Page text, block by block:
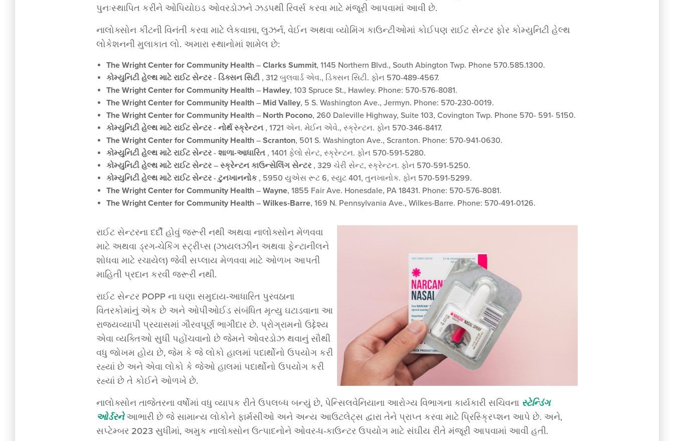
પુનઃસ્થાપિત કરીને ઓપિયોઇડ ઓવરડોઝને ઝડપથી રિવર્સ કરવા માટે મંજૂરી આપવામાં આવી છે.
નાલોક્સોન કીટની વિનંતી કરવા માટે લેકવાન્ના, લુઝર્ન, વેઈન અથવા વ્યોમિંગ કાઉન્ટીઓમાં કોઈપણ રાઈટ સેન્ટર ફોર કોમ્યુનિટી હેલ્થ
લોકેશનની મુલાકાત લો. અમારા સ્થાનોમાં શામેલ છે:
The Wright Center for Community Health – Clarks Summit, 1145 Northern Blvd., South Abington Twp. Phone 570.585.1300.
કોમ્યુનિટી હેલ્થ માટે રાઈટ સેન્ટર- ડિક્સન સિટી , 312 બુલવાર્ડ એવ., ડિક્સન સિટી. ફોન 570-489-4567.
The Wright Center for Community Health – Hawley, 103 Spruce St., Hawley. Phone: 570-576-8081.
The Wright Center for Community Health – Mid Valley, 5 S. Washington Ave., Jermyn. Phone: 570-230-0019.
The Wright Center for Community Health – North Pocono, 260 Daleville Highway, Suite 103, Covington Twp. Phone 570- 591- 5150.
કોમ્યુનિટી હેલ્થ માટે રાઈટ સેન્ટર- નોર્થ સ્ક્રેન્ટન , 1721 એન. મેઈન એવે., સ્ક્રેન્ટન. ફોન 570-346-8417.
The Wright Center for Community Health – Scranton, 501 S. Washington Ave., Scranton. Phone: 570-941-0630.
કોમ્યુનિટી હેલ્થ માટે રાઈટ સેન્ટર- શાળા-આધારિત , 1401 ફેલો સેન્ટ, સ્ક્રેન્ટન. ફોન 570-591-5280.
કોમ્યુનિટી હેલ્થ માટે રાઈટ સેન્ટર– સ્ક્રેન્ટન કાઉન્સેલિંગ સેન્ટર, 329 ચેરી સેન્ટ, સ્ક્રેન્ટન. ફોન 570-591-5250.
કોમ્યુનિટી હેલ્થ માટે રાઈટ સેન્ટર-ટુનખાનનોક, 5950 યુએસ રૂટ 6, સ્યુટ 401, તુનખાનોક. ફોન 570-591-5299.
The Wright Center for Community Health – Wayne, 1855 Fair Ave. Honesdale, PA 18431. Phone: 570-576-8081.
The Wright Center for Community Health – Wilkes-Barre, 169 N. Pennsylvania Ave., Wilkes-Barre. Phone: 570-491-0126.
રાઈટ સેન્ટરના દર્દી હોવું જરૂરી નથી અથવા નાલોક્સોન મેળવવા
માટે અથવા ડ્રગ-ચેકિંગ સ્ટ્રીપ્સ (ઝાયલઝીન અથવા ફેન્ટાનીલને
શોધવા માટે રચાયેલ) જેવી સપ્લાય મેળવવા માટે ઓળખ આપતી
માહિતી પ્રદાન કરવી જરૂરી નથી.
રાઈટ સેન્ટર POPP ના ઘણા સમુદાય-આધારિત પુરવઠાના
વિતરકોમાંનું એક છે અને ઓપીઓઈડ સંબંધિત મૃત્યુ ઘટાડવાના આ
રાજ્યવ્યાપી પ્રયાસમાં ગૌરવપૂર્ણ ભાગીદાર છે. પ્રોગ્રામનો ઉદ્દેશ્ય
એવા વ્યક્તિઓ સુધી પહોંચવાનો છે જેમને ઓવરડોઝ થવાનું સૌથી
વધુ જોખમ હોય છે, જેમ કે જે લોકો હાલમાં પદાર્થોનો ઉપયોગ કરી
રહ્યાં છે અને એવા લોકો કે જેઓ હાલમાં પદાર્થોનો ઉપયોગ કરી
રહ્યાં છે તે કોઈને ઓળખે છે.
નાલોક્સોન તાજેતરના વર્ષોમાં વધુ વ્યાપક રીતે ઉપલબ્ધ બન્યું છે, પેન્સિલવેનિયાના આરોગ્ય વિભાગના કાર્યકારી સચિવના સ્ટેન્ડિંગ
ઓર્ડરનેઆભારી છે જે સામાન્ય લોકોને ફાર્મસીઓ અને અન્ય આઉટલેટ્સ દ્વારા તેને પ્રાપ્ત કરવા માટે પ્રિસ્ક્રિપ્શન આપે છે. અને,
સપ્ટેમ્બર 2023 સુધીમાં, અમુક નાલોક્સોન ઉત્પાદનોને ઓવર-ધ-કાઉન્ટર ઉપયોગ માટે સંઘીય રીતે મંજૂરી આપવામાં આવી હતી.